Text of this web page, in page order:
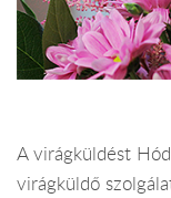
A virágküldést
virágküldő